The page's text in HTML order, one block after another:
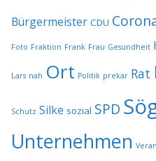
Bürgermeister CDU
Foto Fraktion Frank Frau Gesundheit
Lars nah Ort Politik prekär Rat
Schutz Silke sozial SPD
Unternehmen